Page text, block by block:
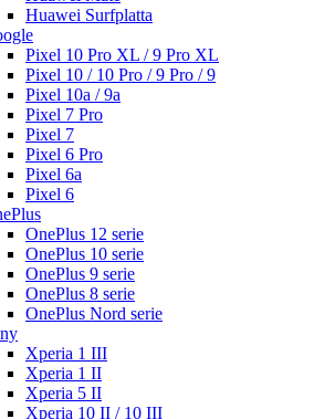
Huawei Surfplatta
Pixel 10 Pro XL / 9 Pro XL
Pixel 10 / 10 Pro / 9 Pro / 9
Pixel 10a / 9a
Pixel 7 Pro
Pixel 7
Pixel 6 Pro
Pixel 6a
Pixel 6
OnePlus 12 serie
OnePlus 10 serie
OnePlus 9 serie
OnePlus 8 serie
OnePlus Nord serie
Xperia 1 III
Xperia 1 II
Xperia 5 II
Xperia 10 II / 10 III